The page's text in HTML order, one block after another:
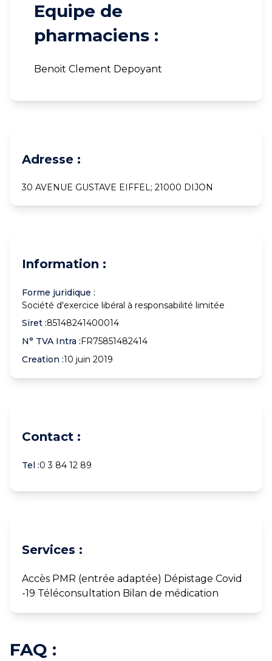
Equipe de
pharmaciens :
Benoit Clement Depoyant
Adresse :
30 AVENUE GUSTAVE EIFFEL; 21000 DIJON
Information :
Forme juridique :
Société d'exercice libéral à responsabilité limitée
Siret :85148241400014
N° TVA Intra : FR75851482414
Creation :10 juin 2019
Contact :
Tel :0 3 84 12 89
Services :
Accès PMR (entrée adaptée) Dépistage Covid
-19 Téléconsultation Bilan de médication
FAQ :